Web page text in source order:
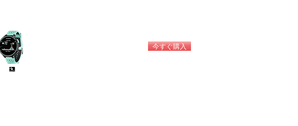
今すぐ購入